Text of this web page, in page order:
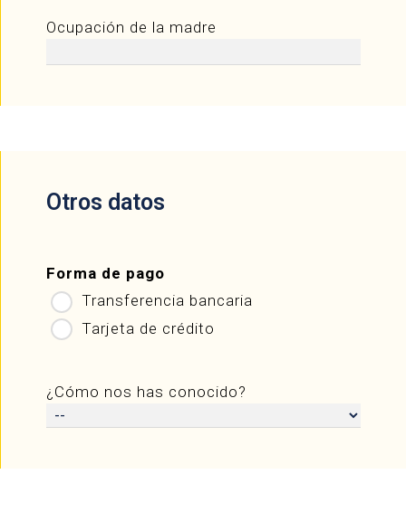
Ocupación de la madre
Otros datos
Forma de pago
Transferencia bancaria
Tarjeta de crédito
¿Cómo nos has conocido?